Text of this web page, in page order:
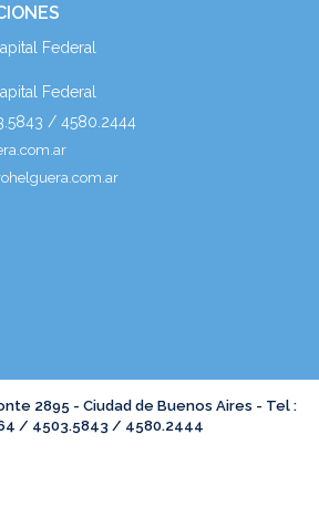
Federal
Federal
/ 4580.2444
2895 - Ciudad de Buenos Aires - Tel :
/ 4503.5843 / 4580.2444